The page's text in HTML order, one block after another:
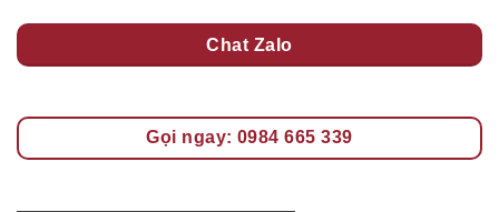
Chat Zalo
Gọi ngay: 0984 665 339